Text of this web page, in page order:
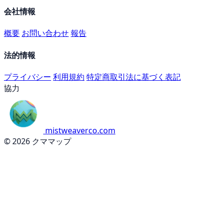
会社情報
概要 お問い合わせ報告
法的情報
プライバシー 利用規約 特定商取引法に基づく表記
協力
mistweaverco.com
© 2026 クママップ